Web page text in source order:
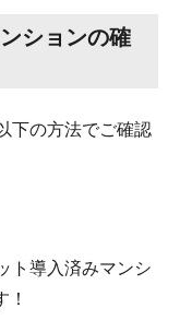
ションの確
下の方法でご確認
ト導入済みマンシ